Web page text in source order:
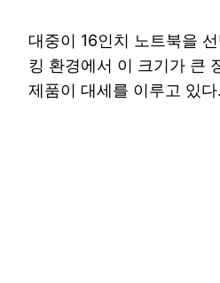
대중이 16인치 노트북을
킹 환경에서 이 크기가 큰
제품이 대세를 이루고 있다.